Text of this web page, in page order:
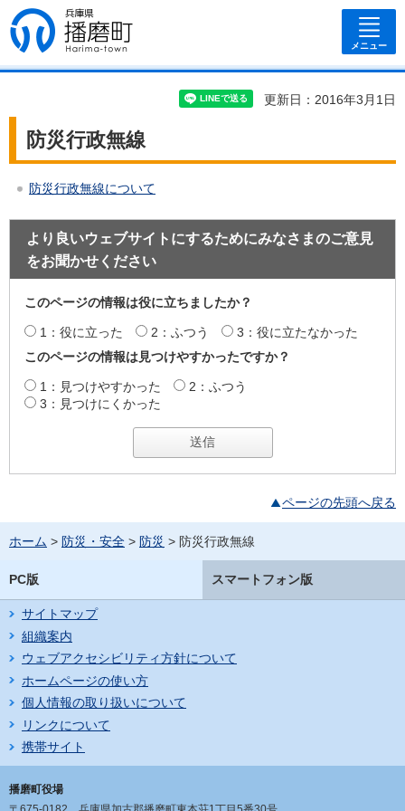
兵庫県 播磨
町
メニュー
更新日：2016年3月1日
防災行政無線
防災行政無線について
より良いウェブサイトにするためにみなさまのご意見
をお聞かせください
このページの情報は役に立ちましたか？
1：役に立った 2：ふつう
3：役に立たなかった
このページの情報は見つけやすかったですか？
1：見つけやすかった
2：ふつう
3：見つけにくかった
ページの先頭へ戻る
ホーム > 防災・安全 > 防災 > 防災行政無線
PC版 スマートフォン版
サイトマップ
組織案内
ウェブアクセシビリティ方針について
ホームページの使い方
個人情報の取り扱いについて
リンクについて
携帯サイト
播磨町役場